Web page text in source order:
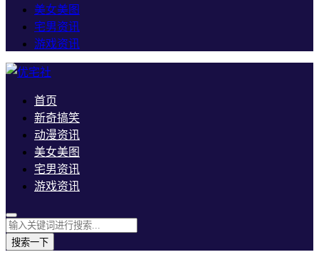
美女美图
宅男资讯
游戏资讯
首页
新奇搞笑
动漫资讯
美女美图
宅男资讯
游戏资讯
搜索一下